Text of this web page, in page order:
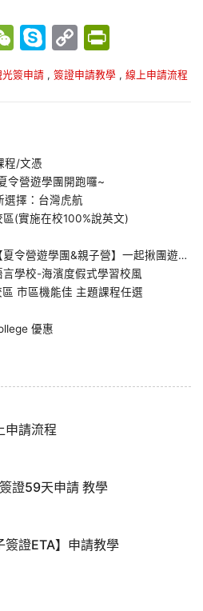
WeChat
Skype
Copy
Link
簽申請 ,簽證申請教學 ,線上申請流程
程/文憑
令營遊學團開跑囉~
選擇：台灣虎航
(實施在校100%說英文)
營遊學團&親子營】一起揪團遊學趣
學校-海濱度假式學習校風
市區機能佳 主題課程任選
優惠
申請流程
證59天申請 教學
簽證ETA】申請教學